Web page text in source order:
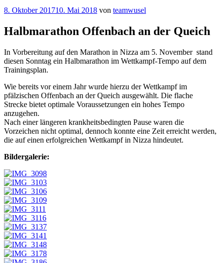
Veröffentlicht
8. Oktober 201710. Mai 2018 von teamwusel
Halbmarathon Offenbach an der Queich
In Vorbereitung auf den Marathon in Nizza am 5. November stand
diesen Sonntag ein Halbmarathon im Wettkampf-Tempo auf dem
Trainingsplan.
Wie bereits vor einem Jahr wurde hierzu der Wettkampf im
pfälzischen Offenbach an der Queich ausgewählt. Die flache
Strecke bietet optimale Voraussetzungen ein hohes Tempo
anzugehen.
Nach einer längeren krankheitsbedingten Pause waren die
Vorzeichen nicht optimal, dennoch konnte eine Zeit erreicht werden,
die auf einen erfolgreichen Wettkampf in Nizza hindeutet.
Bildergalerie: